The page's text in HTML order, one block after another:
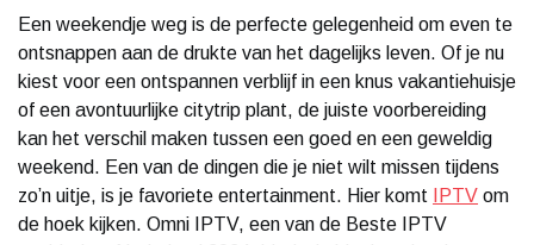
Een weekendje weg is de perfecte gelegenheid om even te
ontsnappen aan de drukte van het dagelijks leven. Of je nu
kiest voor een ontspannen verblijf in een knus vakantiehuisje
of een avontuurlijke citytrip plant, de juiste voorbereiding
kan het verschil maken tussen een goed en een geweldig
weekend. Een van de dingen die je niet wilt missen tijdens
zo’n uitje, is je favoriete entertainment. Hier komt
IPTV om
de hoek kijken. Omni IPTV, een van de Beste IPTV